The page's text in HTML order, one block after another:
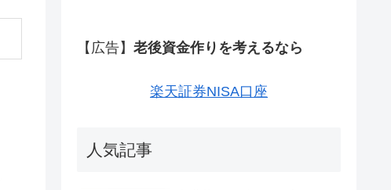
【広告】 老後資金作りを考えるなら
楽天証券NISA口座
人気記事